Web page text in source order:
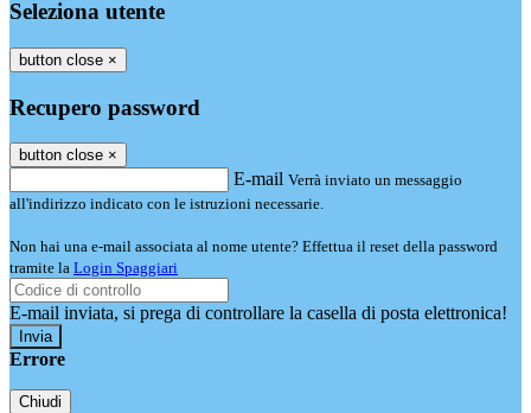
Seleziona utente
button close ×
Recupero password
button close ×
E-mail Verrà inviato un messaggio
all'indirizzo indicato con le istruzioni necessarie.
Non hai una e-mail associata al nome utente? Effettua il reset della password
tramite la Login Spaggiari
E-mail inviata, si prega di controllare la casella di posta elettronica!
Errore
Chiudi